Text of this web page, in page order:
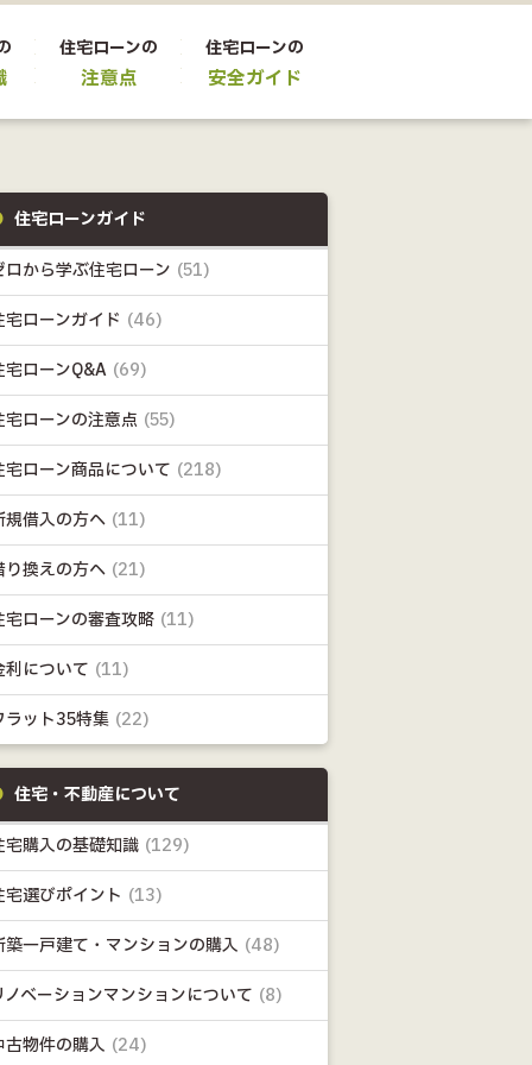
住宅ローンの
注意点
住宅ローンの
安全ガイド
住宅ローンガイド
ロから学ぶ住宅ローン (51)
宅ローンガイド (46)
宅ローンQ&A (69)
宅ローンの注意点 (55)
宅ローン商品について (218)
規借入の方へ (11)
り換えの方へ (21)
宅ローンの審査攻略 (11)
利について (11)
ラット35特集 (22)
住宅・不動産について
宅購入の基礎知識 (129)
宅選びポイント (13)
築一戸建て・マンションの購入 (48)
ノベーションマンションについて (8)
古物件の購入 (24)